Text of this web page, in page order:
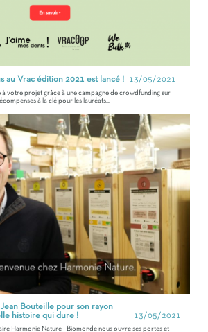
au Vrac édition 2021 est lancé ! 13/05/2021
à votre projet grâce à une campagne de crowdfunding sur
à la clé pour les lauréats...
Bouteille pour son rayon
histoire qui dure !
13/05/2021
Harmonie Nature - Biomonde nous ouvre ses portes et